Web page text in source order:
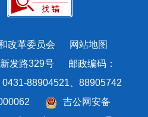
和改革委员会
网站地图
发路329号 邮政编码：
88904521、88905742
吉公网安备